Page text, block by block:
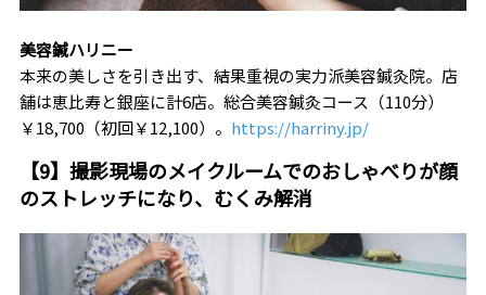
美容鍼ハリニー
本来の美しさを引き出す、結果重視の実力派美容鍼灸院。店
舗は恵比寿と銀座に計6店。総合美容鍼灸コース（110分）
￥18,700（初回￥12,100）。 https://harriny.jp/
【9】撮影現場のメイクルームでのおしゃべりが顔
のストレッチになり、むくみ解消